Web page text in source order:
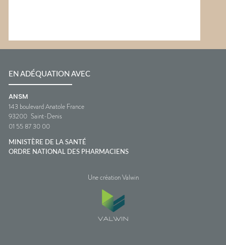
EN ADÉQUATION AVEC
ANSM
143 boulevard Anatole France
93200 Saint-Denis
01 55 87 30 00
MINISTÈRE DE LA SANTÉ
ORDRE NATIONAL DES PHARMACIENS
Une création Valwin